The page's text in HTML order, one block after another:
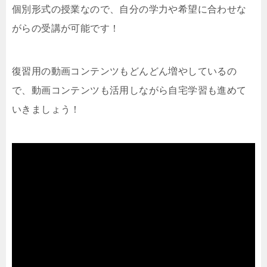
個別形式の授業なので、自分の学力や希望に合わせな
がらの受講が可能です！
復習用の動画コンテンツもどんどん増やしているの
で、動画コンテンツも活用しながら自宅学習も進めて
いきましょう！